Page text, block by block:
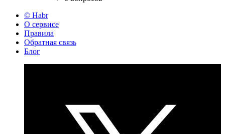
© Habr
О сервисе
Правила
Обратная связь
Блог